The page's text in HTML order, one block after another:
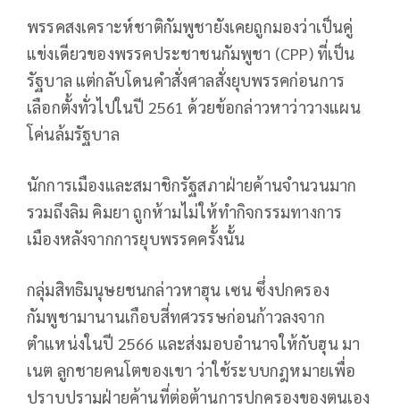
พรรคสงเคราะห์ชาติกัมพูชายังเคยถูกมองว่าเป็นคู่
แข่งเดียวของพรรคประชาชนกัมพูชา (CPP) ที่เป็น
รัฐบาล แต่กลับโดนคำสั่งศาลสั่งยุบพรรคก่อนการ
เลือกตั้งทั่วไปในปี 2561 ด้วยข้อกล่าวหาว่าวางแผน
โค่นล้มรัฐบาล
นักการเมืองและสมาชิกรัฐสภาฝ่ายค้านจำนวนมาก
รวมถึงลิม คิมยา ถูกห้ามไม่ให้ทำกิจกรรมทางการ
เมืองหลังจากการยุบพรรคครั้งนั้น
กลุ่มสิทธิมนุษยชนกล่าวหาฮุน เซน ซึ่งปกครอง
กัมพูชามานานเกือบสี่ทศวรรษก่อนก้าวลงจาก
ตำแหน่งในปี 2566 และส่งมอบอำนาจให้กับฮุน มา
เนต ลูกชายคนโตของเขา ว่าใช้ระบบกฎหมายเพื่อ
ปราบปรามฝ่ายค้านที่ต่อต้านการปกครองของตนเอง